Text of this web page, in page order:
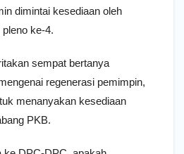
dimintai kesediaan oleh
ke-4.
sempat bertanya
regenerasi pemimpin,
menanyakan kesediaan
PKB.